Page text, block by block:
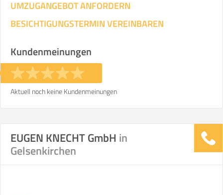
UMZUGANGEBOT ANFORDERN
BESICHTIGUNGSTERMIN VEREINBAREN
Kundenmeinungen
Aktuell noch keine Kundenmeinungen
EUGEN KNECHT GmbH in
Gelsenkirchen